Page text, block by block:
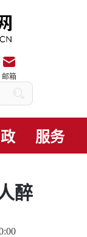
邮箱
服务
醉